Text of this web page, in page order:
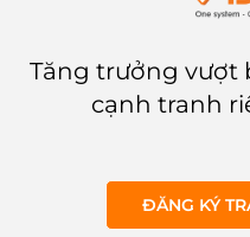
Tăng trưởng vượt
cạnh tranh
ĐĂNG KÝ